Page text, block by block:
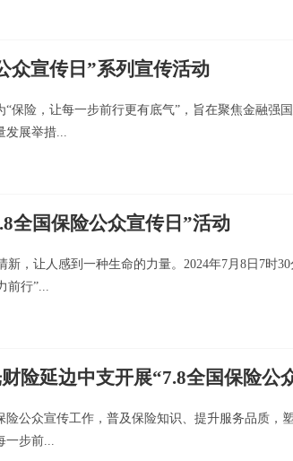
众宣传日”系列宣传活动
保险，让每一步前行更有底气”，旨在聚焦金融强
展举措...
全国保险公众宣传日”活动
，让人感到一种生命的力量。2024年7月8日7时
行”...
延边中支开展“7.8全国保险公
险公众宣传工作，普及保险知识、提升服务品质，
步前...